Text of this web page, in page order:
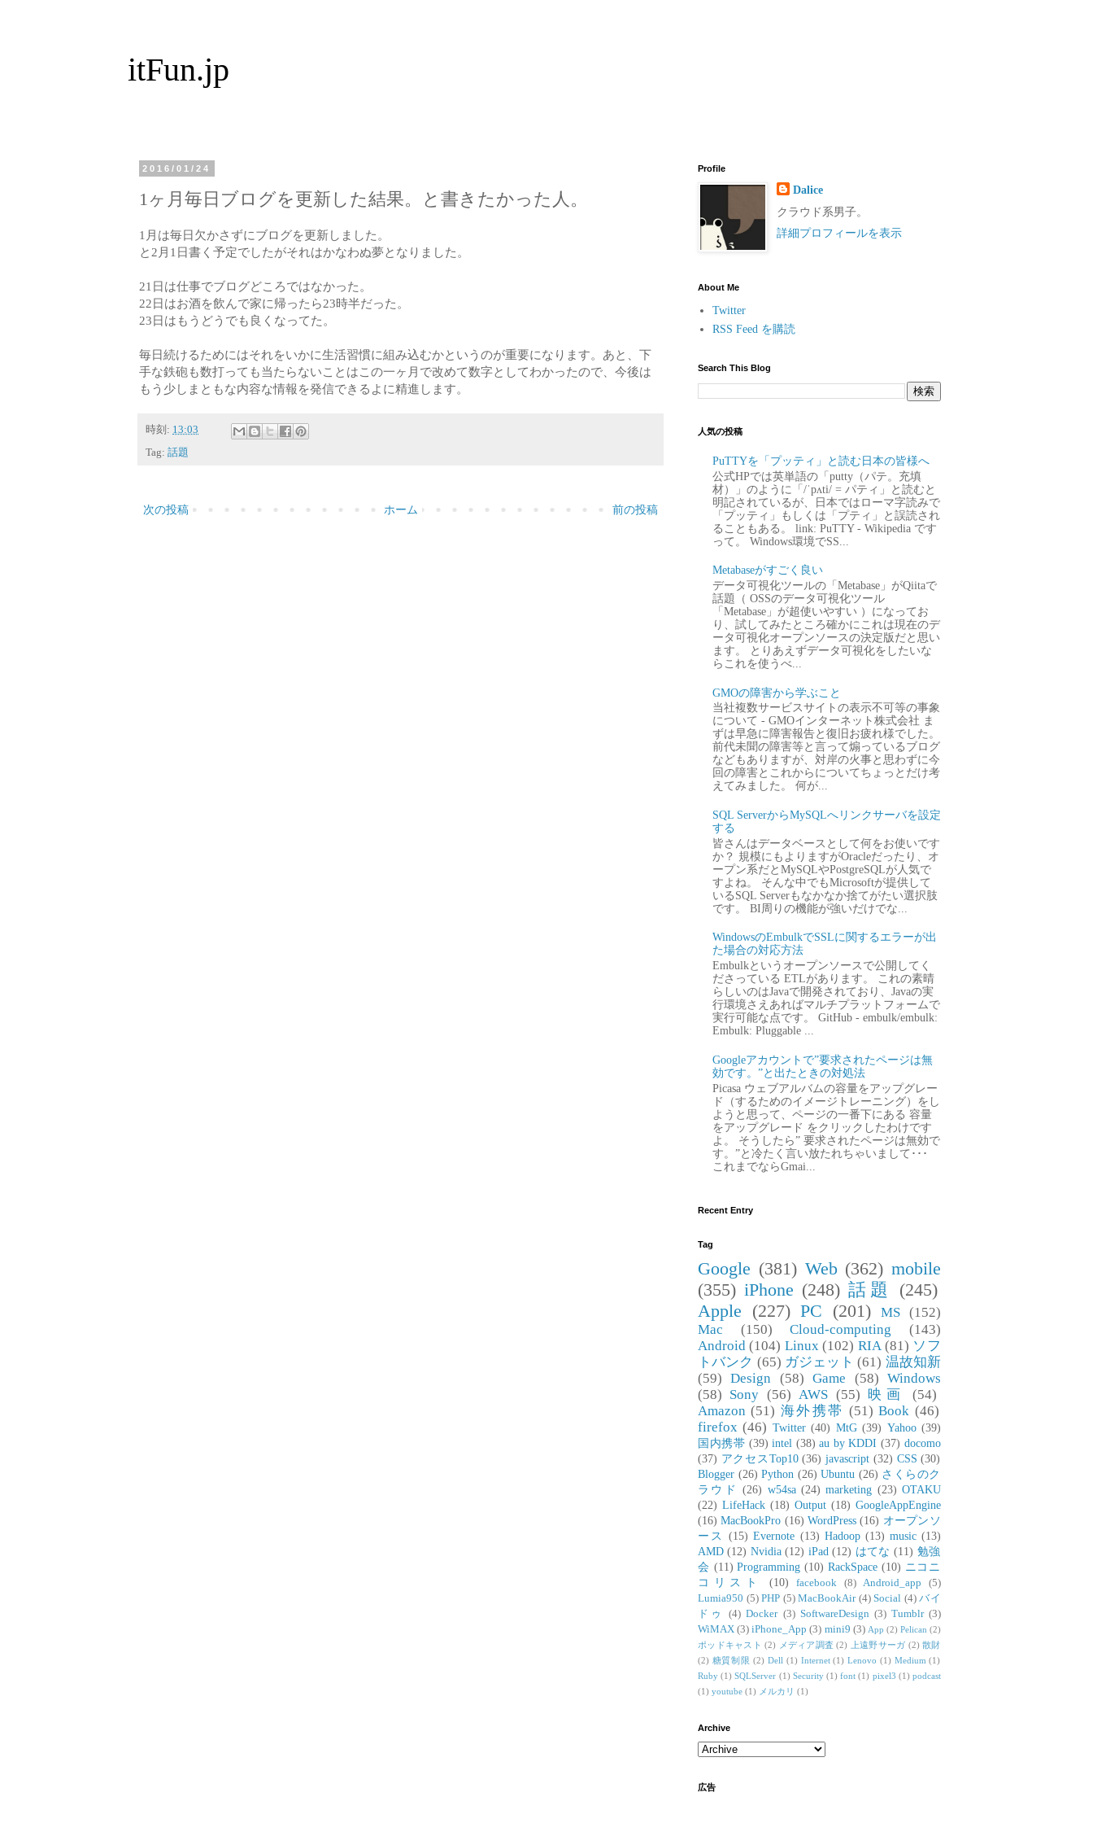
itFun.jp
2016/01/24
1ヶ月毎日ブログを更新した結果。と書きたかった人。
1月は毎日欠かさずにブログを更新しました。
と2月1日書く予定でしたがそれはかなわぬ夢となりました。
21日は仕事でブログどころではなかった。
22日はお酒を飲んで家に帰ったら23時半だった。
23日はもうどうでも良くなってた。
毎日続けるためにはそれをいかに生活習慣に組み込むかというのが重要になります。あと、下
手な鉄砲も数打っても当たらないことはこの一ヶ月で改めて数字としてわかったので、今後は
もう少しまともな内容な情報を発信できるよに精進します。
時刻: 13:03
Tag: 話題
次の投稿 前の投稿
ホーム
Profile
Dalice
クラウド系男子。
詳細プロフィールを表示
About Me
Twitter
RSS Feed を購読
Search This Blog
人気の投稿
PuTTYを「プッティ」と読む日本の皆様へ
公式HPでは英単語の「putty（パテ。充填
材）」のように「/ˈpʌti/ = パティ」と読むと
明記されているが、日本ではローマ字読みで
「プッティ」もしくは「プティ」と誤読され
ることもある。 link: PuTTY - Wikipedia です
って。 Windows環境でSS...
Metabaseがすごく良い
データ可視化ツールの「Metabase」がQiitaで
話題（ OSSのデータ可視化ツール
「Metabase」が超使いやすい ）になってお
り、試してみたところ確かにこれは現在のデ
ータ可視化オープンソースの決定版だと思い
ます。 とりあえずデータ可視化をしたいな
らこれを使うべ...
GMOの障害から学ぶこと
当社複数サービスサイトの表示不可等の事象
について - GMOインターネット株式会社 ま
ずは早急に障害報告と復旧お疲れ様でした。
前代未聞の障害等と言って煽っているブログ
などもありますが、対岸の火事と思わずに今
回の障害とこれからについてちょっとだけ考
えてみました。 何が...
SQL ServerからMySQLへリンクサーバを設定
する
皆さんはデータベースとして何をお使いです
か？ 規模にもよりますがOracleだったり、オ
ープン系だとMySQLやPostgreSQLが人気で
すよね。 そんな中でもMicrosoftが提供して
いるSQL Serverもなかなか捨てがたい選択肢
です。 BI周りの機能が強いだけでな...
WindowsのEmbulkでSSLに関するエラーが出
た場合の対応方法
Embulkというオープンソースで公開してく
ださっている ETLがあります。 これの素晴
らしいのはJavaで開発されており、Javaの実
行環境さえあればマルチプラットフォームで
実行可能な点です。 GitHub - embulk/embulk:
Embulk: Pluggable ...
Googleアカウントで”要求されたページは無
効です。”と出たときの対処法
Picasa ウェブアルバムの容量をアップグレー
ド（するためのイメージトレーニング）をし
ようと思って、ページの一番下にある 容量
をアップグレード をクリックしたわけです
よ。 そうしたら” 要求されたページは無効で
す。”と冷たく言い放たれちゃいまして･･･
これまでならGmai...
Recent Entry
Tag
Google (381) Web (362) mobile
(355) iPhone (248) 話題
(245)
Apple (227) PC (201) MS (152)
Mac
(150) Cloud-computing
(143)
Android (104) Linux (102) RIA (81) ソフ
トバンク (65) ガジェット (61) 温故知新
(59)
Design (58) Game (58) Windows
(58) Sony (56) AWS (55) 映画
(54)
Amazon (51) 海外携帯 (51) Book (46)
firefox (46) Twitter (40) MtG (39) Yahoo (39)
国内携帯 (39) intel (38) au by KDDI (37) docomo
(37) アクセスTop10 (36) javascript (32) CSS (30)
Blogger (26) Python (26) Ubuntu (26) さくらのク
ラウド
(26) w54sa (24) marketing (23) OTAKU
(22) LifeHack (18) Output (18) GoogleAppEngine
(16) MacBookPro (16) WordPress (16) オープンソ
ース
(15) Evernote (13) Hadoop (13) music (13)
AMD (12) Nvidia (12) iPad (12) はてな (11) 勉強
会 (11) Programming (10) RackSpace (10) ニコニ
コリスト
(10) facebook (8) Android_app
(5)
Lumia950 (5) PHP (5) MacBookAir (4) Social (4) バイ
ドゥ
(4) Docker (3) SoftwareDesign (3) Tumblr (3)
WiMAX (3) iPhone_App (3) mini9 (3) App (2) Pelican (2)
ポッドキャスト (2) メディア調査 (2) 上遠野サーガ (2) 散財
(2) 糖質制限 (2) Dell (1) Internet (1) Lenovo (1) Medium (1)
Ruby (1) SQLServer (1) Security (1) font (1) pixel3 (1) podcast
(1) youtube (1) メルカリ (1)
Archive
広告